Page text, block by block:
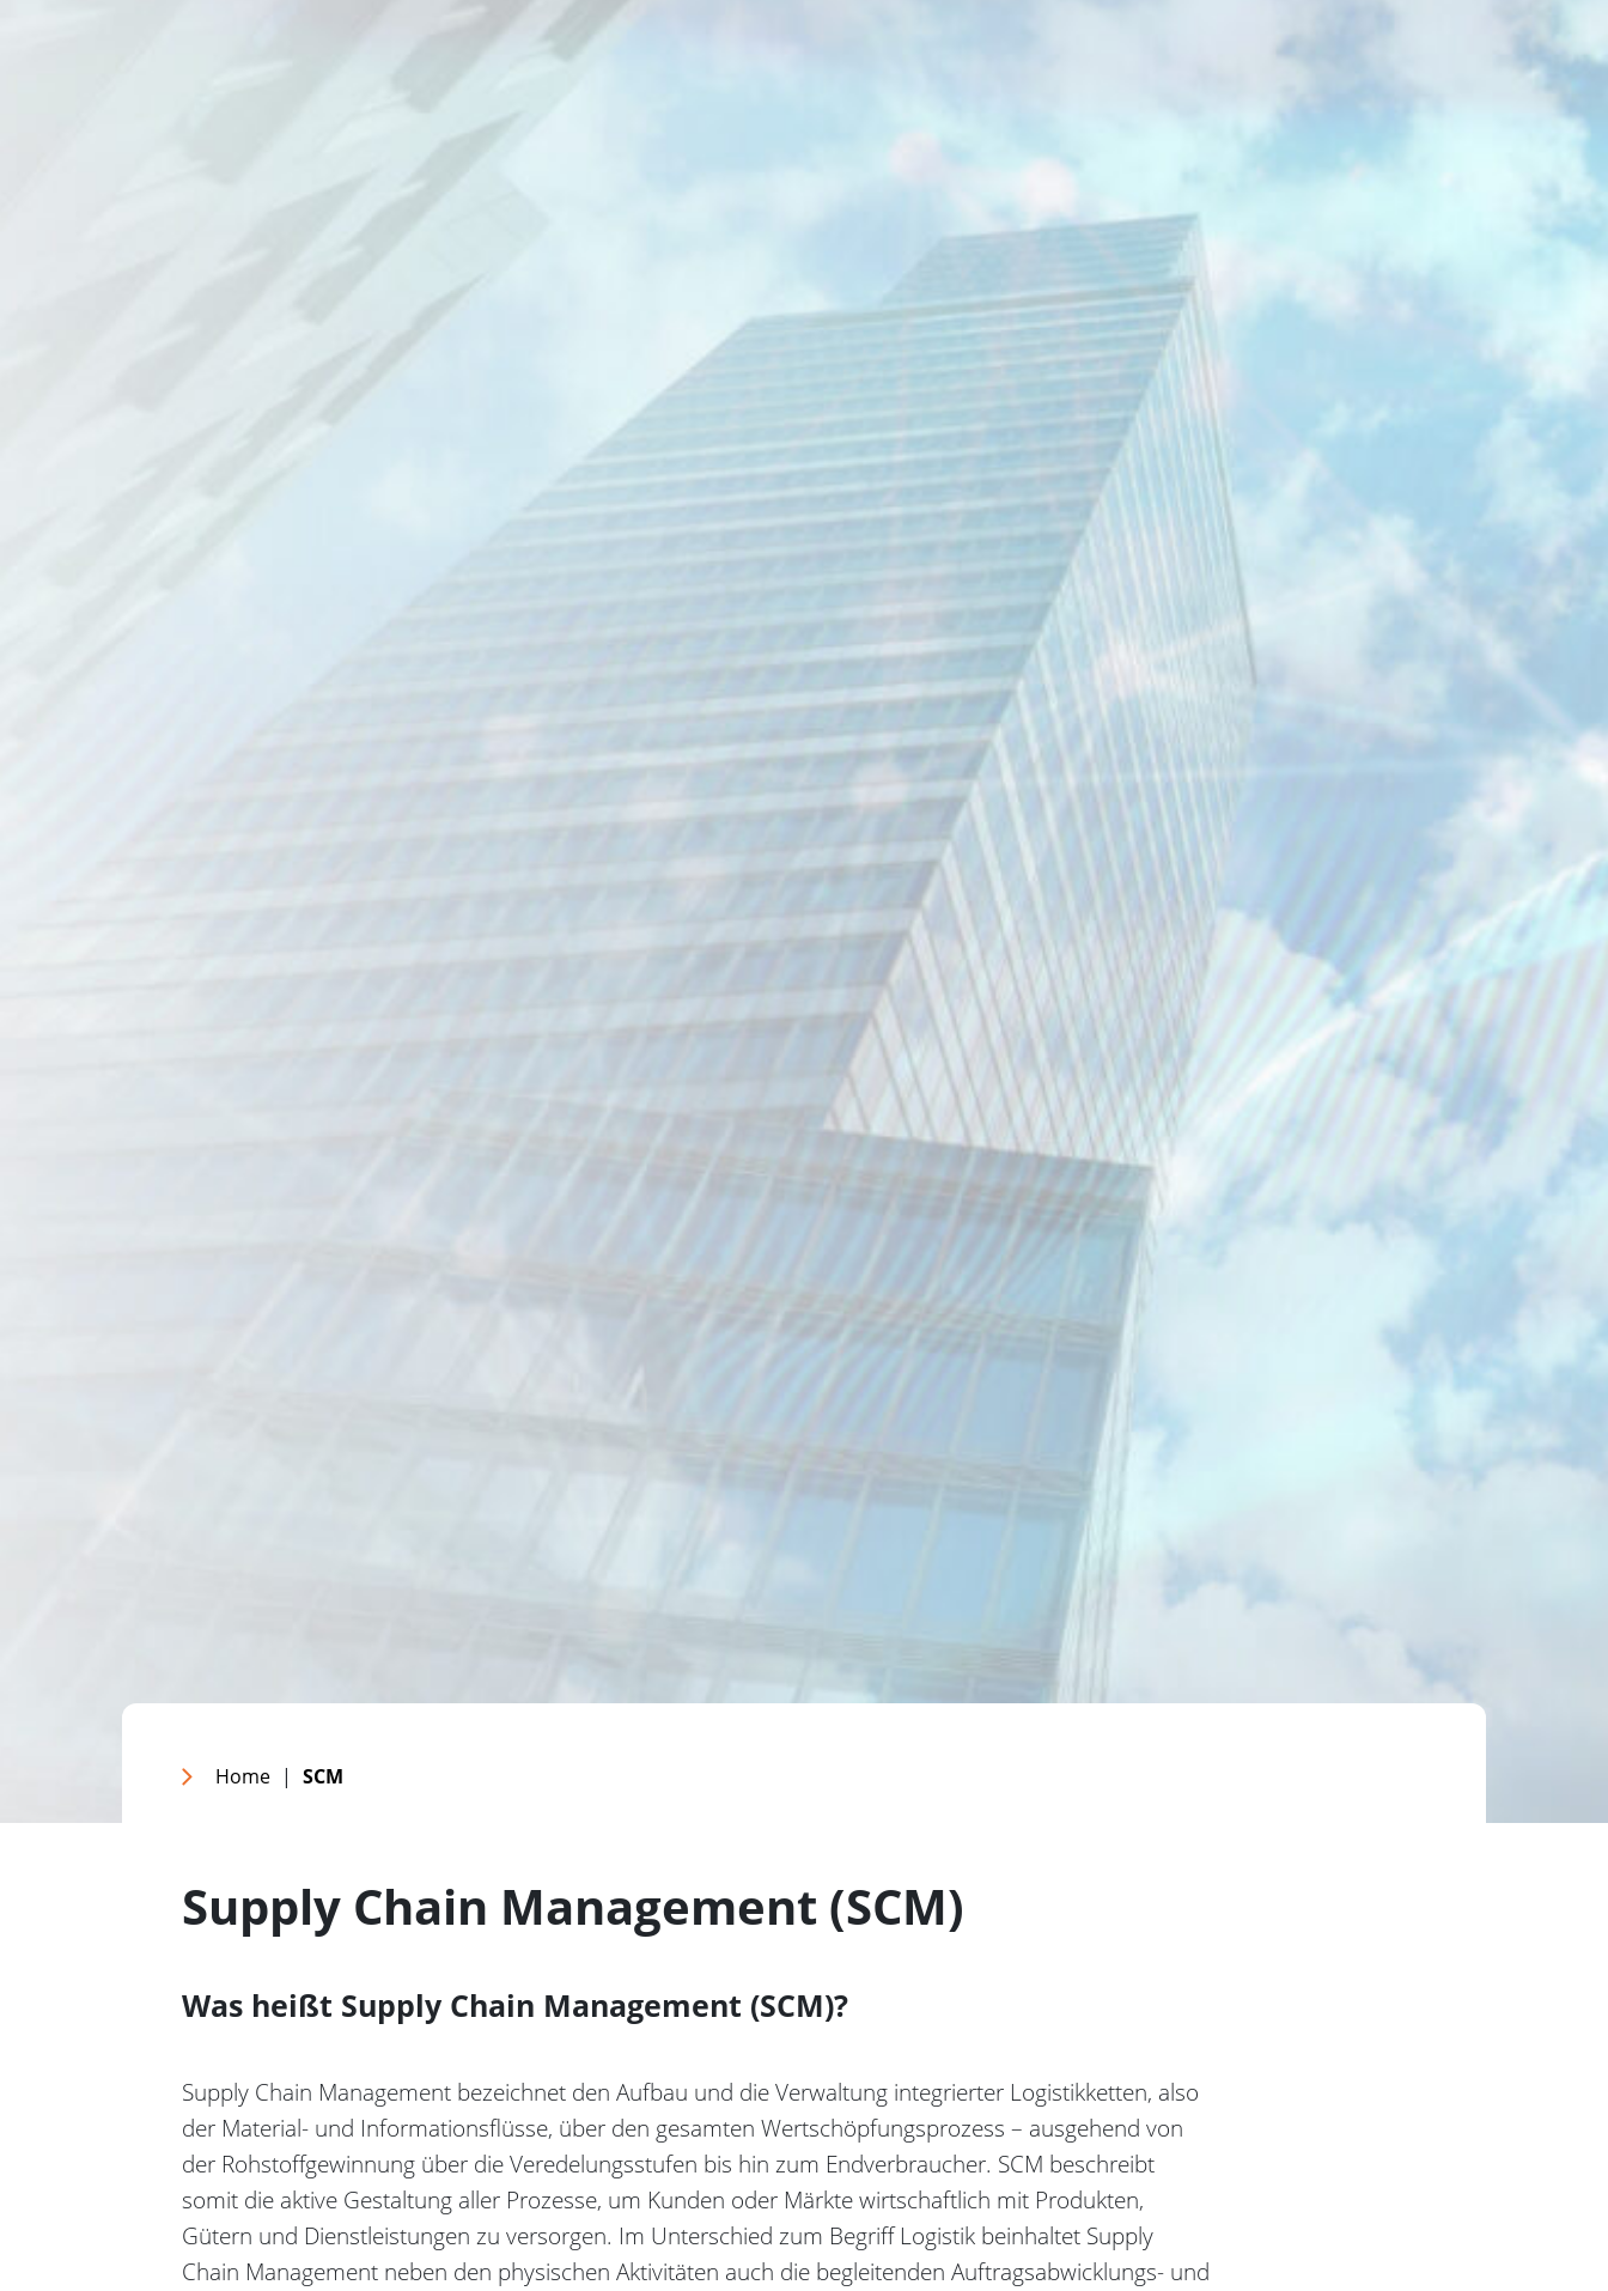
Home | SCM
Supply Chain Management (SCM)
Was heißt Supply Chain Management (SCM)?
Supply Chain Management bezeichnet den Aufbau und die Verwaltung integrierter Logistikketten, also
der Material- und Informationsflüsse, über den gesamten Wertschöpfungsprozess – ausgehend von
der Rohstoffgewinnung über die Veredelungsstufen bis hin zum Endverbraucher. SCM beschreibt
somit die aktive Gestaltung aller Prozesse, um Kunden oder Märkte wirtschaftlich mit Produkten,
Gütern und Dienstleistungen zu versorgen. Im Unterschied zum Begriff Logistik beinhaltet Supply
Chain Management neben den physischen Aktivitäten auch die begleitenden Auftragsabwicklungs- und